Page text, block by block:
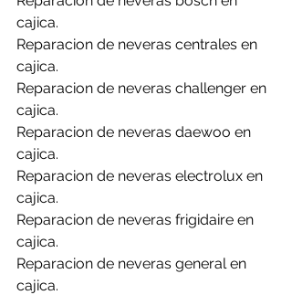
cajica.
Reparacion de neveras centrales en
cajica.
Reparacion de neveras challenger en
cajica.
Reparacion de neveras daewoo en
cajica.
Reparacion de neveras electrolux en
cajica.
Reparacion de neveras frigidaire en
cajica.
Reparacion de neveras general en
cajica.